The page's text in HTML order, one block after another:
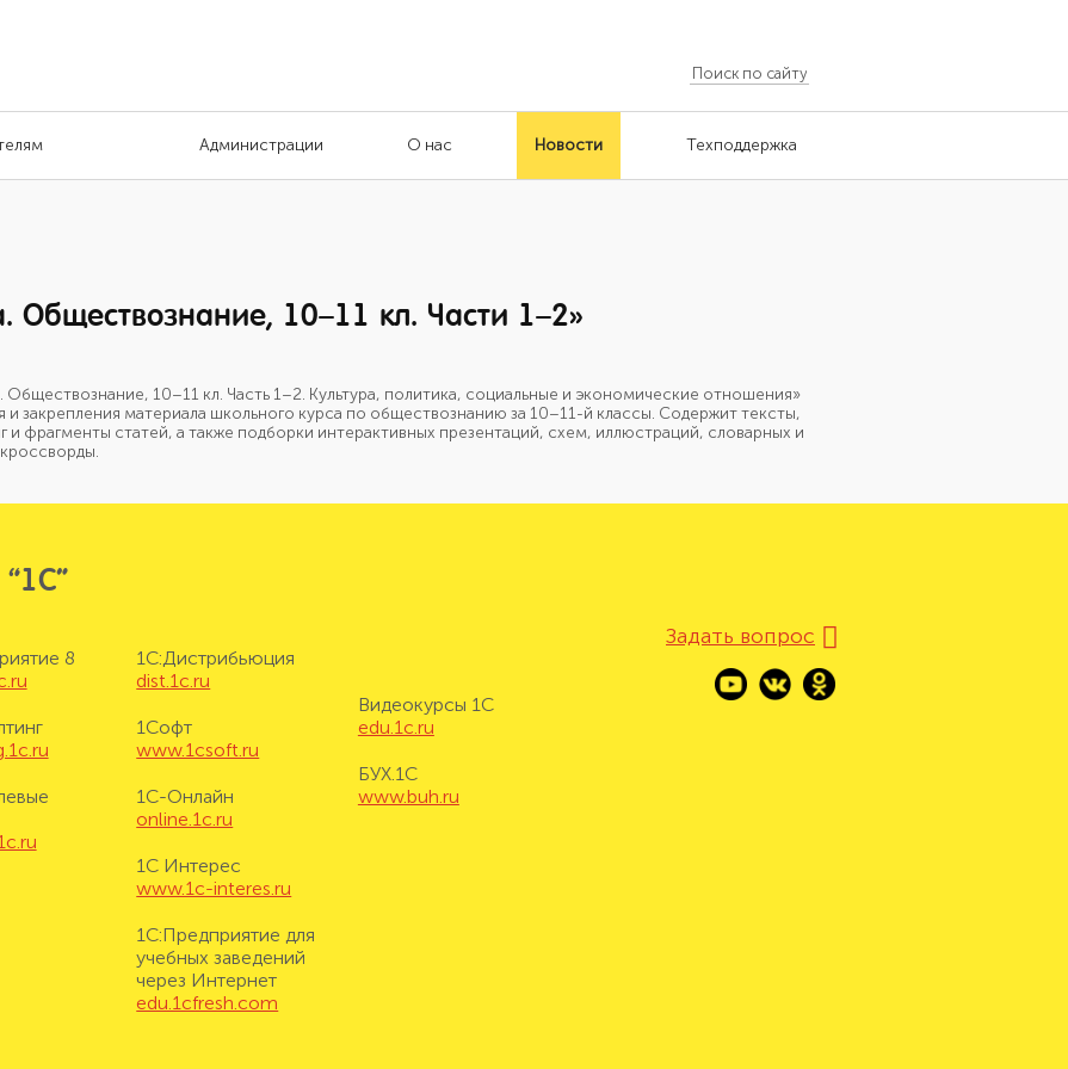
Администрации О нас Новости Техподдержка
10–11 кл. Части 1–2»
10–11 кл. Часть 1–2. Культура, политика, социальные и экономические отношения»
и закрепления материала школьного курса по обществознанию за 10–11-й классы. Содержит тексты,
фрагменты статей, а также подборки интерактивных презентаций, схем, иллюстраций, словарных и
8
1С:Дистрибьюция
dist.1c.ru
1Софт
www.1csoft.ru
1С-Онлайн
online.1c.ru
1С Интерес
www.1c-interes.ru
1С:Предприятие для
учебных заведений
через Интернет
edu.1cfresh.com
Видеокурсы 1С
edu.1c.ru
БУХ.1С
www.buh.ru
Задать вопрос